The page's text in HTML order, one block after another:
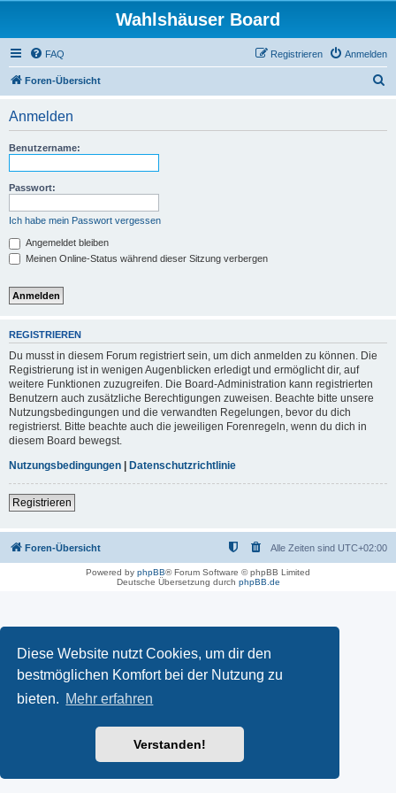
Diese Website nutzt Cookies, um dir den
bestmöglichen Komfort bei der Nutzung zu
bieten. Mehr erfahren
Verstanden!
Wahlshäuser Board
FAQ Anmelden
Registrieren
Foren-Übersicht
Anmelden
Benutzername:
Passwort:
Ich habe mein Passwort vergessen
Angemeldet bleiben
Meinen Online-Status während dieser Sitzung verbergen
REGISTRIEREN
Du musst in diesem Forum registriert sein, um dich anmelden zu können. Die
Registrierung ist in wenigen Augenblicken erledigt und ermöglicht dir, auf
weitere Funktionen zuzugreifen. Die Board-Administration kann registrierten
Benutzern auch zusätzliche Berechtigungen zuweisen. Beachte bitte unsere
Nutzungsbedingungen und die verwandten Regelungen, bevor du dich
registrierst. Bitte beachte auch die jeweiligen Forenregeln, wenn du dich in
diesem Board bewegst.
Nutzungsbedingungen | Datenschutzrichtlinie
Registrieren
Foren-Übersicht Alle Zeiten sind UTC+02:00
Powered by phpBB® Forum Software © phpBB Limited
Deutsche Übersetzung durch phpBB.de